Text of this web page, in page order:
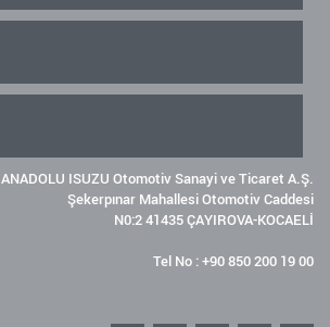
ANADOLU ISUZU Otomotiv Sanayi ve Ticaret A.Ş.
Şekerpınar Mahallesi Otomotiv Caddesi
N0:2 41435 ÇAYIROVA-KOCAELİ
Tel No : +90 850 200 19 00